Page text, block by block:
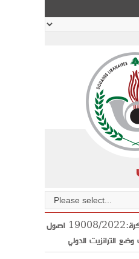
// مذكرة:19008/2022 اصول
الترانزيت الدولي